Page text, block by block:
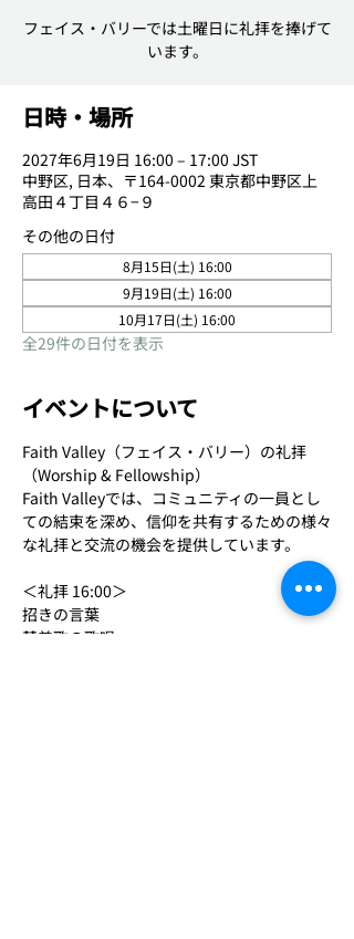
フェイス・バリーでは土曜日に礼拝を捧げて
日時・場所
2027年6月19日 16:00 – 17:00 JST
中野区, 日本、〒164-0002 東京都中野区上
高田４丁目４６−９
その他の日付
8月15日(土) 16:00
9月19日(土) 16:00
10月17日(土) 16:00
全29件の日付を表示
イベントについて
Faith Valley（フェイス・バリー）の礼拝
（Worship & Fellowship）
Faith Valleyでは、コミュニティの一員とし
ての結束を深め、信仰を共有するための様々
な礼拝と交流の機会を提供しています。
＜礼拝 16:00＞
招きの言葉
賛美歌の歌唱